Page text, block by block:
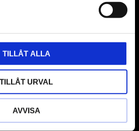
TILLÅT ALLA
TILLÅT URVAL
AVVISA
luftmaskiner. Kontakta oss
då vi gör vårt yttersta för att hjälpa